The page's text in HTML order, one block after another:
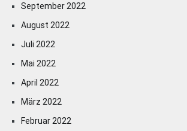
September 2022
August 2022
Juli 2022
Mai 2022
April 2022
März 2022
Februar 2022